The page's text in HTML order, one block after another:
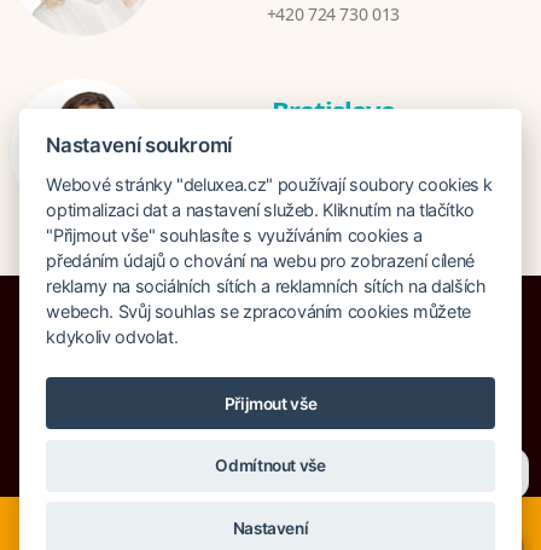
+420 724 730 013
Bratislava
+421 948 759 074
Pojištění proti úpadku 125 000 000 Kč
neřešíte na poslední chvíli. Smartwings i Austrian lety po
Nastavení soukromí
Webové stránky "deluxea.cz" používají soubory cookies k
optimalizaci dat a nastavení služeb. Kliknutím na tlačítko
"Přijmout vše" souhlasíte s využíváním cookies a
předáním údajů o chování na webu pro zobrazení cílené
reklamy na sociálních sítích a reklamních sítích na dalších
webech. Svůj souhlas se zpracováním cookies můžete
kdykoliv odvolat.
Přijmout vše
Odmítnout vše
Nastavení
Chettyho.